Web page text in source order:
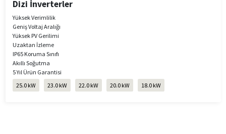
Dizi İnverterler
Yüksek Verimlilik
Geniş Voltaj Aralığı
Yüksek PV Gerilimi
Uzaktan İzleme
IP65 Koruma Sınıfı
Akıllı Soğutma
5 Yıl Ürün Garantisi
25.0 kW
23.0 kW 22.0 kW 20.0 kW 18.0 kW